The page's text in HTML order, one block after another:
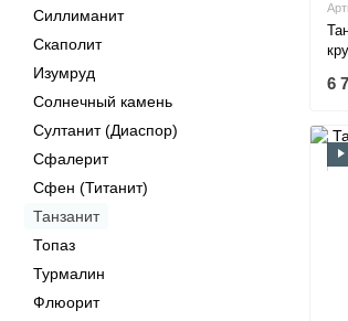
6
Силлиманит
Скаполит
Изумруд
Солнечный камень
Султанит (Диаспор)
Сфалерит
Сфен (Титанит)
Танзанит
Топаз
Турмалин
Флюорит